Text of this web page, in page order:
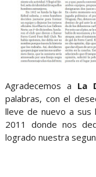
Agradecemos a La
palabras, con el
lleve de nuevo a
2011 donde nos
logrado nuestra